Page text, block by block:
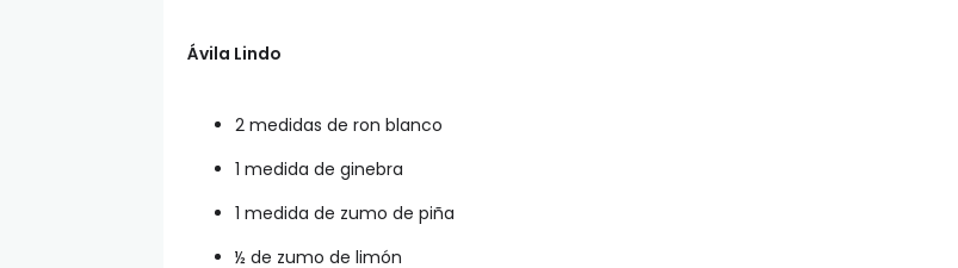
Ávila Lindo
2 medidas de ron blanco
1 medida de ginebra
1 medida de zumo de piña
½ de zumo de limón